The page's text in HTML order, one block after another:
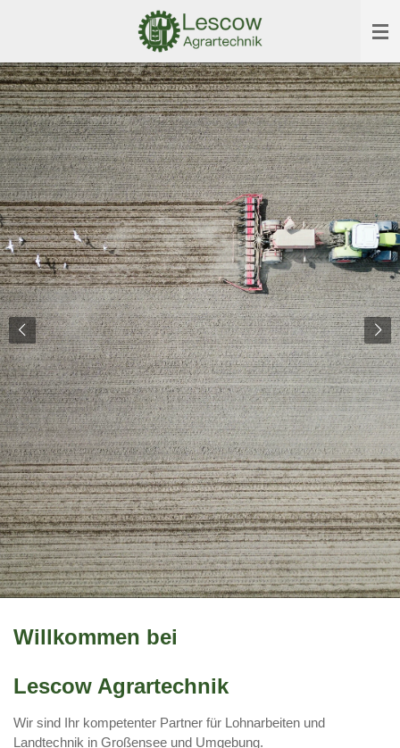
Willkommen bei
Lescow Agrartechnik
Wir sind Ihr kompetenter Partner für Lohnarbeiten und
Landtechnik in Großensee und Umgebung.